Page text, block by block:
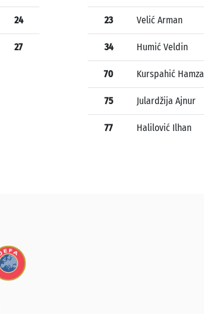
24
27
23 Velić Arman
34 Humić Veldin
70 Kurspahić Hamza
75 Julardžija Ajnur
77 Halilović Ilhan